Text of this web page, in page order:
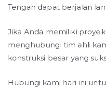
Tengah dapat berjalan
Jika Anda memiliki
menghubungi tim ahli
konstruksi besar yang
Hubungi kami hari ini